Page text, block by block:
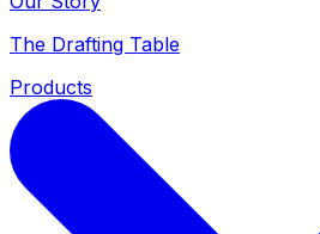
The Drafting Table
Products